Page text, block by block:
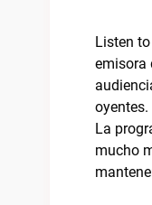
Listen
emisora
oyentes.
La
mucho